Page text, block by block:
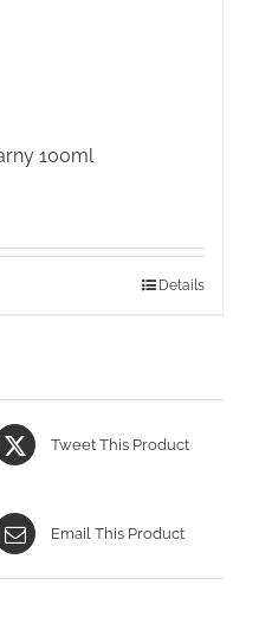
100ml
Details
Tweet This Product
Email This Product